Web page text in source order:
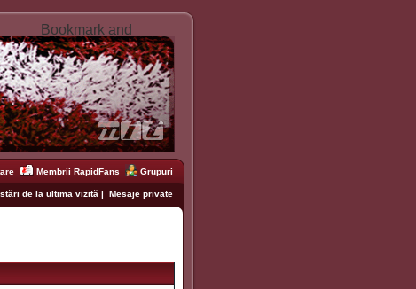
Membrii RapidFans Grupuri
de la ultima vizită | Mesaje private